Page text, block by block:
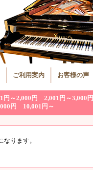
ご利用案内 お客様の声
円～2,000円 2,001円～3,000円
円 10,001円～
ります。